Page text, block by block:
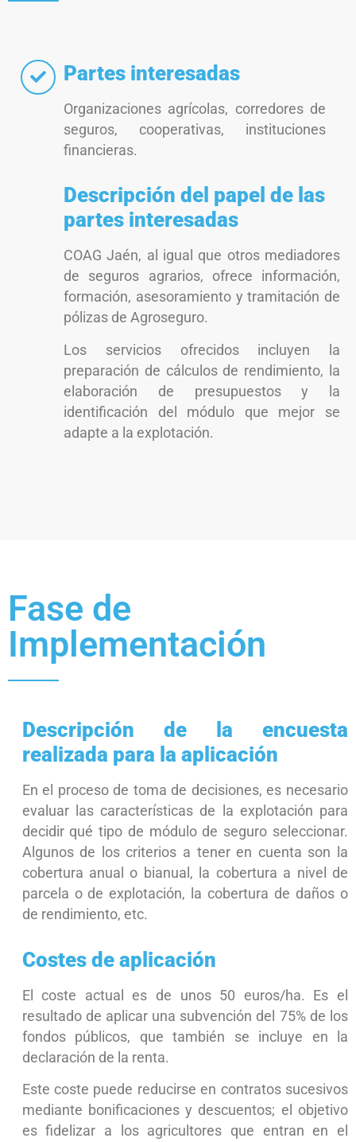
Partes interesadas
Organizaciones agrícolas, corredores de
seguros, cooperativas, instituciones
financieras.
Descripción del papel de las
partes interesadas
COAG Jaén, al igual que otros mediadores
de seguros agrarios, ofrece información,
formación, asesoramiento y tramitación de
pólizas de Agroseguro.
Los servicios ofrecidos incluyen la
preparación de cálculos de rendimiento, la
elaboración de presupuestos y la
identificación del módulo que mejor se
adapte a la explotación.
Fase de
Implementación
Descripción de la encuesta
realizada para la aplicación
En el proceso de toma de decisiones, es necesario
evaluar las características de la explotación para
decidir qué tipo de módulo de seguro seleccionar.
Algunos de los criterios a tener en cuenta son la
cobertura anual o bianual, la cobertura a nivel de
parcela o de explotación, la cobertura de daños o
de rendimiento, etc.
Costes de aplicación
El coste actual es de unos 50 euros/ha. Es el
resultado de aplicar una subvención del 75% de los
fondos públicos, que también se incluye en la
declaración de la renta.
Este coste puede reducirse en contratos sucesivos
mediante bonificaciones y descuentos; el objetivo
es fidelizar a los agricultores que entran en el